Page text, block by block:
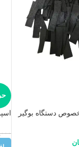
دستگاه بوگیر